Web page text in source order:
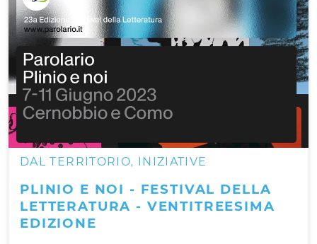
DAL TERRITORIO, INIZIATIVE
PLINIO E NOI - FESTIVAL DELLA
LETTERATURA - VENTITREESIMA
EDIZIONE